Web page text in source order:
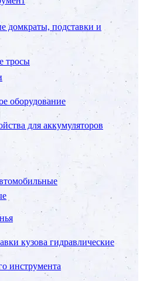
домкраты, подставки и
тросы
оборудование
для аккумуляторов
кузова гидравлические
инструмента